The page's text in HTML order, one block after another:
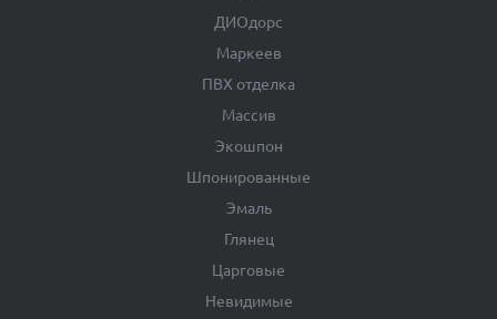
ДИОдорс
Маркеев
ПВХ отделка
Массив
Экошпон
Шпонированные
Эмаль
Глянец
Царговые
Невидимые